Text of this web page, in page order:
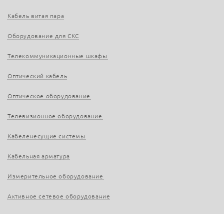
Кабель витая пара
Оборудование для СКС
Телекоммуникационные шкафы
Оптический кабель
Оптическое оборудование
Телевизионное оборудование
Кабеленесущие системы
Кабельная арматура
Измерительное оборудование
Активное сетевое оборудование